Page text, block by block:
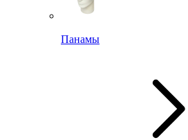
Панамы